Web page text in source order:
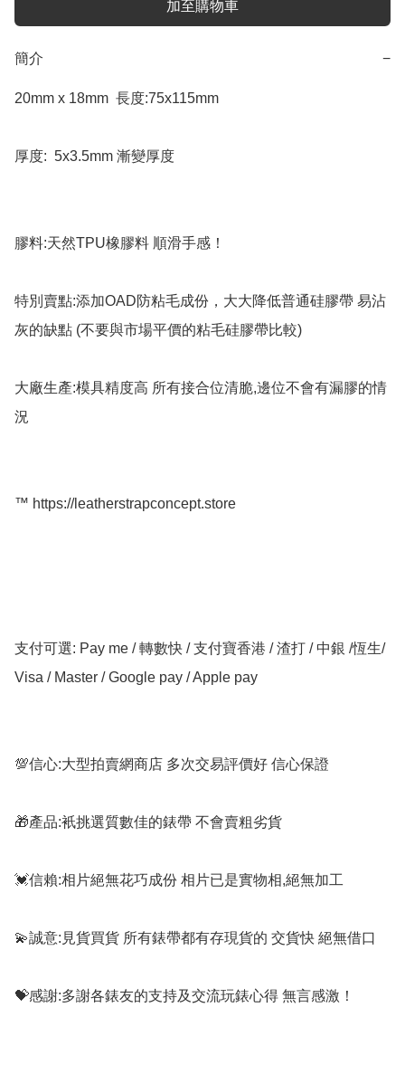
加至購物車
簡介 −
20mm x 18mm  長度:75x115mm
厚度:  5x3.5mm 漸變厚度
膠料:天然TPU橡膠料 順滑手感！
特別賣點:添加OAD防粘毛成份，大大降低普通硅膠帶 易沾
灰的缺點 (不要與市場平價的粘毛硅膠帶比較)
大廠生產:模具精度高 所有接合位清脆,邊位不會有漏膠的情
況
™️ https://leatherstrapconcept.store
支付可選: Pay me / 轉數快 / 支付寶香港 / 渣打 / 中銀 /恆生/
Visa / Master / Google pay / Apple pay
💯信心:大型拍賣網商店 多次交易評價好 信心保證
🎁產品:衹挑選質數佳的錶帶 不會賣粗劣貨
💓信賴:相片絕無花巧成份 相片已是實物相,絕無加工
💫誠意:見貨買貨 所有錶帶都有存現貨的 交貨快 絕無借口
💝感謝:多謝各錶友的支持及交流玩錶心得 無言感激！